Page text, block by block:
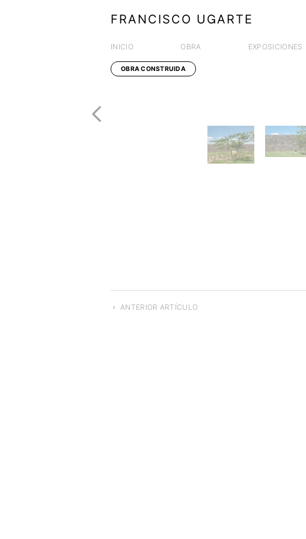
FRANCISCO UGARTE
INICIO OBRA EXPOSICIONES
OBRA CONSTRUIDA
ANTERIOR ARTÍCULO